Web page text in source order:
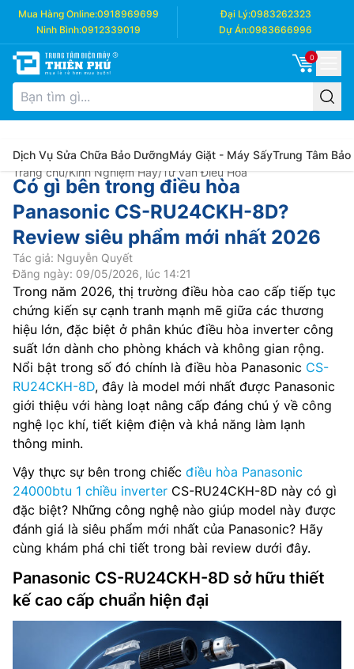
Mua Hàng Online:0918969699 Đại Lý:0983262323
Ninh Bình:0912339019 Dự Án:0983666996
0
Dịch Vụ Sửa Chữa Bảo DưỡngMáy Giặt - Máy SấyTrung Tâm Bảo
Trang chủ/Kinh Nghiệm Hay/Tư vấn Điều Hòa
Có gì bên trong điều hòa
Panasonic CS-RU24CKH-8D?
Review siêu phẩm mới nhất 2026
Tác giả: Nguyễn Quyết
Đăng ngày: 09/05/2026, lúc 14:21
Trong năm 2026, thị trường điều hòa cao cấp tiếp tục
chứng kiến sự cạnh tranh mạnh mẽ giữa các thương
hiệu lớn, đặc biệt ở phân khúc điều hòa inverter công
suất lớn dành cho phòng khách và không gian rộng.
Nổi bật trong số đó chính là điều hòa Panasonic CS-
RU24CKH-8D, đây là model mới nhất được Panasonic
giới thiệu với hàng loạt nâng cấp đáng chú ý về công
nghệ lọc khí, tiết kiệm điện và khả năng làm lạnh
thông minh.
Vậy thực sự bên trong chiếc điều hòa Panasonic
24000btu 1 chiều inverter CS-RU24CKH-8D này có gì
đặc biệt? Những công nghệ nào giúp model này được
đánh giá là siêu phẩm mới nhất của Panasonic? Hãy
cùng khám phá chi tiết trong bài review dưới đây.
Panasonic CS-RU24CKH-8D sở hữu thiết
kế cao cấp chuẩn hiện đại